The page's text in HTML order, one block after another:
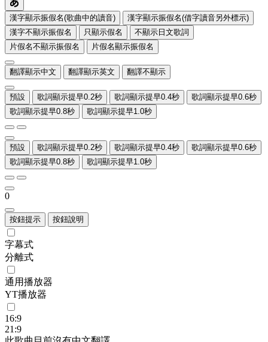
漢字顯示振假名(歌曲中的讀音)
漢字顯示振假名(借字讀音另外標示)
漢字不顯示振假名
只顯示假名
不顯示日文歌詞
片假名不顯示振假名
片假名顯示振假名
翻譯顯示中文 翻譯顯示英文 翻譯不顯示
預設 歌詞顯示提早0.2秒 歌詞顯示提早0.4秒
歌詞顯示提早0.6秒
歌詞顯示提早0.8秒
歌詞顯示提早1.0秒
預設 歌詞顯示提早0.2秒 歌詞顯示提早0.4秒
歌詞顯示提早0.6秒
歌詞顯示提早0.8秒
歌詞顯示提早1.0秒
0
按鈕提示 按鈕說明
字幕式
分離式
通用播放器
YT播放器
16:9
21:9